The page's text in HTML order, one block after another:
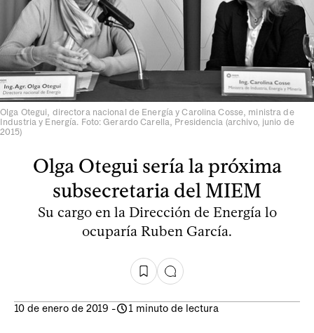
Olga Otegui, directora nacional de Energía y Carolina Cosse, ministra de
Industria y Energía. Foto: Gerardo Carella, Presidencia (archivo, junio de
2015)
Olga Otegui sería la próxima
subsecretaria del MIEM
Su cargo en la Dirección de Energía lo
ocuparía Ruben García.
10 de enero de 2019 - 1 minuto de lectura